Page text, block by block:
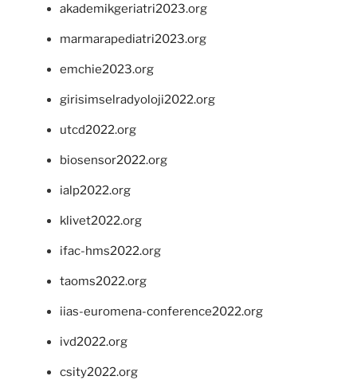
akademikgeriatri2023.org
marmarapediatri2023.org
emchie2023.org
girisimselradyoloji2022.org
utcd2022.org
biosensor2022.org
ialp2022.org
klivet2022.org
ifac-hms2022.org
taoms2022.org
iias-euromena-conference2022.org
ivd2022.org
csity2022.org